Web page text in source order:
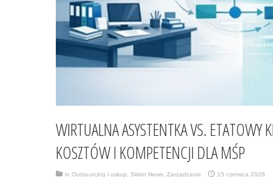
WIRTUALNA ASYSTENTKA VS. ETATOWY
KOSZTÓW I KOMPETENCJI DLA MŚP
in Outsourcing i usługi Slider News Zarządzanie 15 czerwca 2026